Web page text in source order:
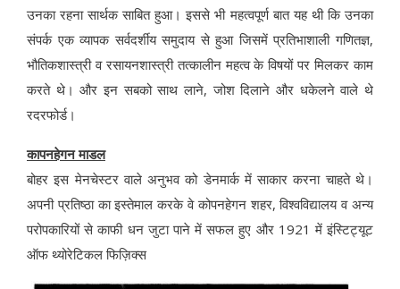
उनका रहना सार्थक साबित हुआ। इससे भी महत्वपूर्ण बात यह थी कि उनका
संपर्क एक व्यापक सर्वदर्शीय समुदाय से हुआ जिसमें प्रतिभाशाली गणितज्ञ,
भौतिकशास्त्री व रसायनशास्त्री तत्कालीन महत्व के विषयों पर मिलकर काम
करते थे।और इन सबको साथ लाने, जोश दिलाने और धकेलने वाले थे
रदरफोर्ड।
कापनहेगन माडल
बोहर इस मेनचेस्टर वाले अनुभव को डेनमार्क में साकार करना चाहते थे।
अपनी प्रतिष्ठा का इस्तेमाल करके वे कोपनहेगन शहर, विश्वविद्यालय व अन्य
परोपकारियों से काफी धन जुटा पाने में सफल हुए और 1921 में इंस्टिट्यूट
ऑफ थ्योरेटिकल फिज़िक्स